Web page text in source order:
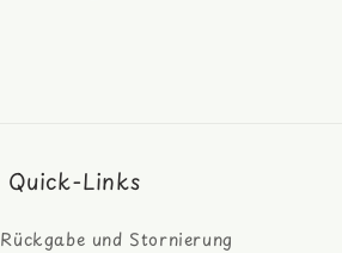
Quick-Links
Rückgabe und Stornierung